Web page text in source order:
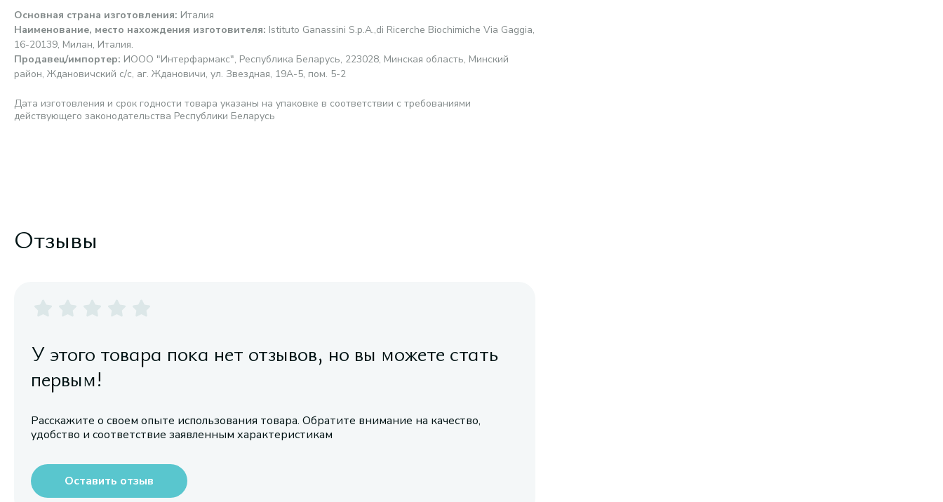
Основная страна изготовления: Италия
Наименование, место нахождения изготовителя: Istituto Ganassini S.p.A.,di Ricerche Biochimiche Via Gaggia,
16-20139, Милан, Италия.
Продавец/импортер: ИООО "Интерфармакс", Республика Беларусь, 223028, Минская область, Минский
район, Ждановичский с/с, аг. Ждановичи, ул. Звездная, 19А-5, пом. 5-2
Дата изготовления и срок годности товара указаны на упаковке в соответствии с требованиями
действующего законодательства Республики Беларусь
Отзывы
У этого товара пока нет отзывов, но вы можете стать
первым!
Расскажите о своем опыте использования товара. Обратите внимание на качество,
удобство и соответствие заявленным характеристикам
Оставить отзыв